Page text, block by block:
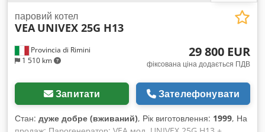
Provincia di Rimini
1 510 km
паровий котел
VEA UNIVEX 25G H13
29 800 EUR
фіксована ціна додається ПДВ
Запитати Зателефонувати
Стан: дуже добре (вживаний), Рік виготовлення: 1999, На